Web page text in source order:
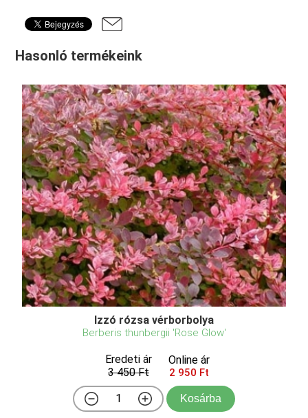
Hasonló termékeink
Izzó rózsa vérborbolya
Berberis thunbergii 'Rose Glow'
Eredeti ár
3 450 Ft
Online ár
2 950 Ft
Kosárba